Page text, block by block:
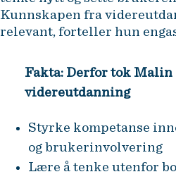
Kunnskapen fra
relevant, forteller hun
Fakta: Derfor tok Malin
videreutdanning
Styrke kompetanse
og brukerinvolvering
Lære å tenke utenfor